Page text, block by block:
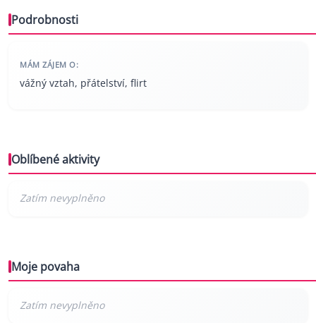
Podrobnosti
MÁM ZÁJEM O:
vážný vztah, přátelství, flirt
Oblíbené aktivity
Moje povaha